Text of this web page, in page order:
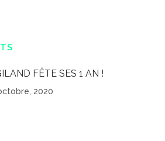
FÊTE SES 1 AN !
2020